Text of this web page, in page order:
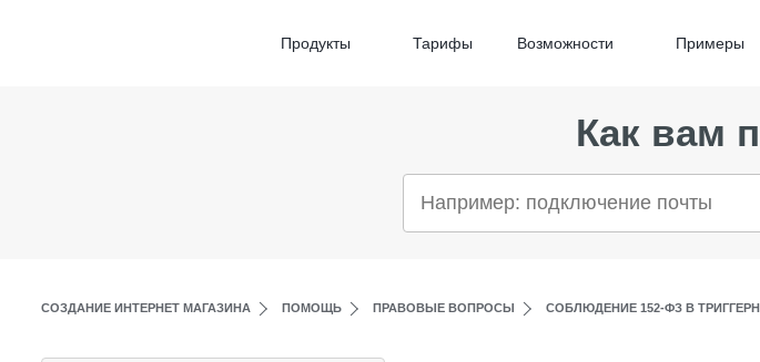
Продукты Тарифы Возможности Примеры
Как вам
СОЗДАНИЕ ИНТЕРНЕТ МАГАЗИНА ПОМОЩЬ ПРАВОВЫЕ ВОПРОСЫ СОБЛЮДЕНИЕ 152-ФЗ В